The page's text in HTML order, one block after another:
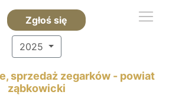
Zgłoś się
2025
sprzedaż zegarków - powiat
ząbkowicki